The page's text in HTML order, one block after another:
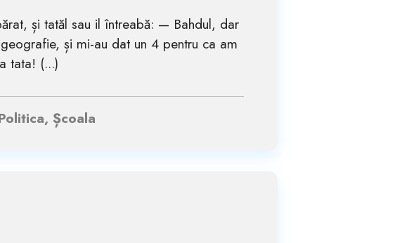
și tatăl sau il întreabă: — Bahdul, dar
și mi-au dat un 4 pentru ca am
tata! (...)
Școala